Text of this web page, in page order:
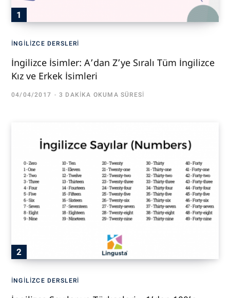
İNGILIZCE DERSLERI
İngilizce İsimler: A’dan Z’ye Sıralı Tüm İngilizce
Kız ve Erkek İsimleri
04/04/2017 3 DAKIKA OKUMA SÜRESI
İNGILIZCE DERSLERI